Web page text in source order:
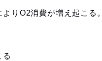
よりO2消費が増え起こる。
る